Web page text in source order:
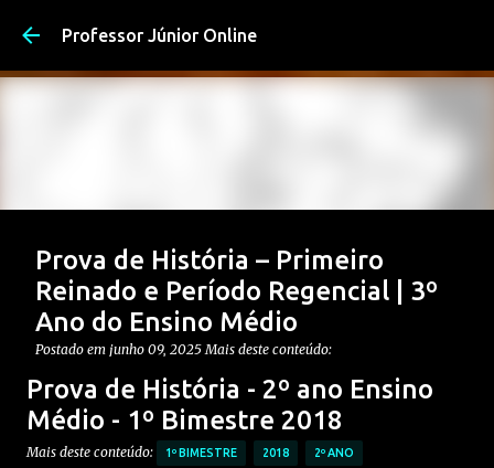
Professor Júnior Online
Postagem em destaque
Prova de História – Primeiro
Reinado e Período Regencial | 3º
Ano do Ensino Médio
Postado em junho 09, 2025Mais deste conteúdo:
CONTEÚDO: PERÍODO REGENCIAL
CONTEÚDO: PRIMEIRO REINADO ENSINO MÉDIO
PROVAS DE HISTÓRIA MÉDIO
Prova de História - 2º ano Ensino
Médio - 1º Bimestre 2018
Mais deste conteúdo: 1º BIMESTRE 2018 2º ANO